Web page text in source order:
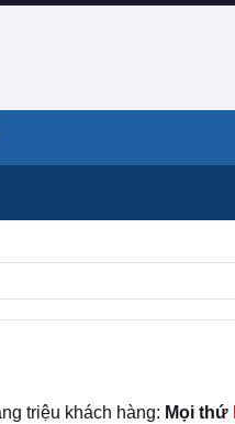
triệu khách hàng: Mọi thứ